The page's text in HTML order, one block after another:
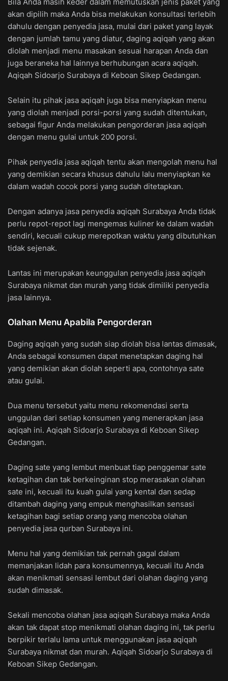
Bila Anda masih keder dalam memutuskan jenis paket yang
akan dipilih maka Anda bisa melakukan konsultasi terlebih
dahulu dengan penyedia jasa, mulai dari paket yang layak
dengan jumlah tamu yang diatur, daging aqiqah yang akan
diolah menjadi menu masakan sesuai harapan Anda dan
juga beraneka hal lainnya berhubungan acara aqiqah.
Aqiqah Sidoarjo Surabaya di Keboan Sikep Gedangan.
Selain itu pihak jasa aqiqah juga bisa menyiapkan menu
yang diolah menjadi porsi-porsi yang sudah ditentukan,
sebagai figur Anda melakukan pengorderan jasa aqiqah
dengan menu gulai untuk 200 porsi.
Pihak penyedia jasa aqiqah tentu akan mengolah menu hal
yang demikian secara khusus dahulu lalu menyiapkan ke
dalam wadah cocok porsi yang sudah ditetapkan.
Dengan adanya jasa penyedia aqiqah Surabaya Anda tidak
perlu repot-repot lagi mengemas kuliner ke dalam wadah
sendiri, kecuali cukup merepotkan waktu yang dibutuhkan
tidak sejenak.
Lantas ini merupakan keunggulan penyedia jasa aqiqah
Surabaya nikmat dan murah yang tidak dimiliki penyedia
jasa lainnya.
Olahan Menu Apabila Pengorderan
Daging aqiqah yang sudah siap diolah bisa lantas dimasak,
Anda sebagai konsumen dapat menetapkan daging hal
yang demikian akan diolah seperti apa, contohnya sate
atau gulai.
Dua menu tersebut yaitu menu rekomendasi serta
unggulan dari setiap konsumen yang menerapkan jasa
aqiqah ini. Aqiqah Sidoarjo Surabaya di Keboan Sikep
Gedangan.
Daging sate yang lembut menbuat tiap penggemar sate
ketagihan dan tak berkeinginan stop merasakan olahan
sate ini, kecuali itu kuah gulai yang kental dan sedap
ditambah daging yang empuk menghasilkan sensasi
ketagihan bagi setiap orang yang mencoba olahan
penyedia jasa qurban Surabaya ini.
Menu hal yang demikian tak pernah gagal dalam
memanjakan lidah para konsumennya, kecuali itu Anda
akan menikmati sensasi lembut dari olahan daging yang
sudah dimasak.
Sekali mencoba olahan jasa aqiqah Surabaya maka Anda
akan tak dapat stop menikmati olahan daging ini, tak perlu
berpikir terlalu lama untuk menggunakan jasa aqiqah
Surabaya nikmat dan murah. Aqiqah Sidoarjo Surabaya di
Keboan Sikep Gedangan.